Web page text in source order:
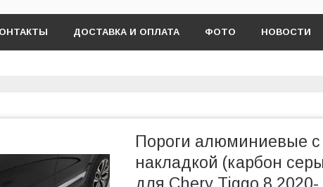
ДОСТАВКА И ОПЛАТА ФОТО НОВОСТИ
Пороги алюминиевые с
накладкой (карбон